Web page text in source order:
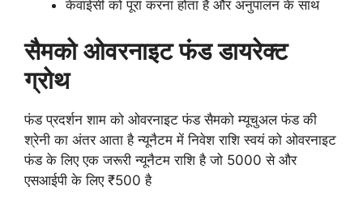
केवाईसी को पूरा करना होता है और अनुपालन के साथ
सैमको ओवरनाइट फंड डायरेक्ट
ग्रोथ
फंड प्रदर्शन शाम को ओवरनाइट फंड सैमको म्यूचुअल फंड की
श्रेनी का अंतर आता है न्यूनैटम में निवेश राशि स्वयं को ओवरनाइट
फंड के लिए एक जरूरी न्यूनैटम राशि है जो 5000 से और
एसआईपी के लिए ₹500 है